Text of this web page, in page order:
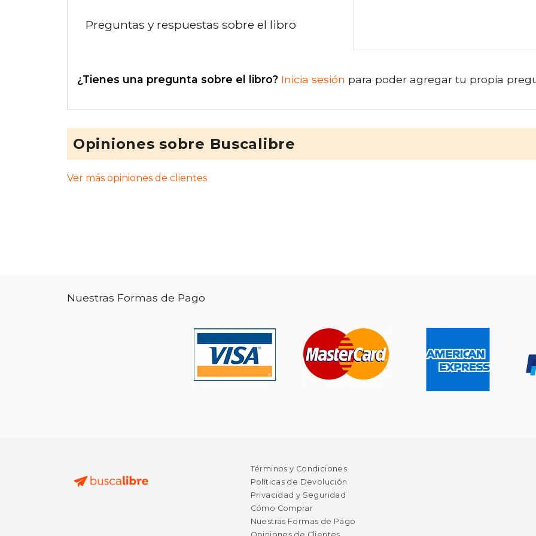
Preguntas y respuestas sobre el libro
¿Tienes una pregunta sobre el libro? Inicia sesión para poder agregar tu propia
Opiniones sobre Buscalibre
Ver más opiniones de clientes
Nuestras Formas de Pago
Términos y Condiciones
Políticas de Devolución
Privacidad y Seguridad
Cómo Comprar
Nuestras Formas de Pago